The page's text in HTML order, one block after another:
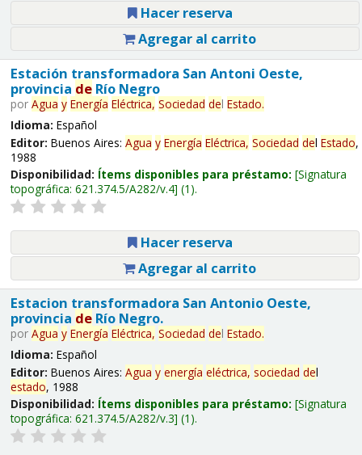
Hacer reserva
Agregar al carrito
Estación transformadora San Antoni Oeste,
provincia deRío Negro
por Agua y Energía Eléctrica, Sociedad del Estado.
Idioma: Español
Editor: Buenos Aires: Agua y Energía Eléctrica, Sociedad del Estado,
1988
Disponibilidad: Ítems disponibles para préstamo: Signatura
topográfica: 621.374.5/A282/v.4 (1).
Hacer reserva
Agregar al carrito
Estacion transformadora San Antonio Oeste,
provincia deRío Negro.
por Agua y Energía Eléctrica, Sociedad del Estado.
Idioma: Español
Editor: Buenos Aires: Agua y energía eléctrica, sociedad del
estado, 1988
Disponibilidad: Ítems disponibles para préstamo: Signatura
topográfica: 621.374.5/A282/v.3 (1).